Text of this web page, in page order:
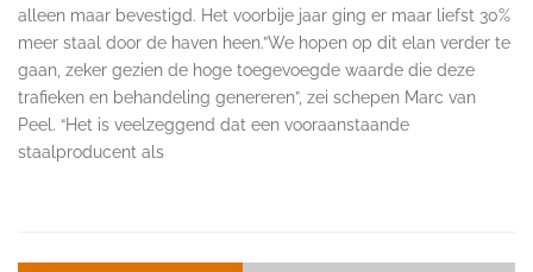
alleen maar bevestigd. Het voorbije jaar ging er maar liefst 30%
meer staal door de haven heen.”We hopen op dit elan verder te
gaan, zeker gezien de hoge toegevoegde waarde die deze
trafieken en behandeling genereren”, zei schepen Marc van
Peel. “Het is veelzeggend dat een vooraanstaande
staalproducent als